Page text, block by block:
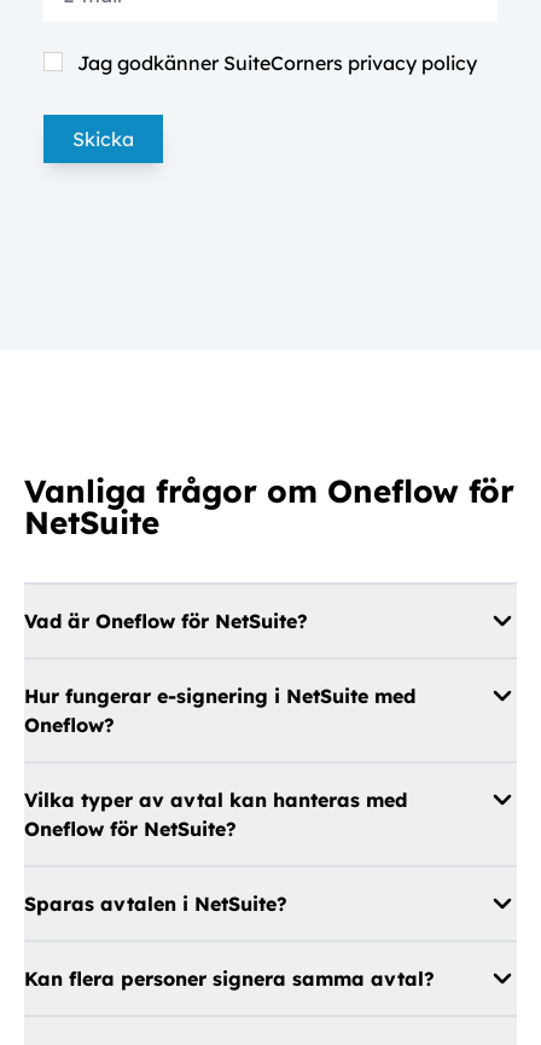
Jag godkänner SuiteCorners privacy policy
Skicka
Vanliga frågor om Oneflow för
NetSuite
Vad är Oneflow för NetSuite?
Hur fungerar e-signering i NetSuite med
Oneflow?
Vilka typer av avtal kan hanteras med
Oneflow för NetSuite?
Sparas avtalen i NetSuite?
Kan flera personer signera samma avtal?